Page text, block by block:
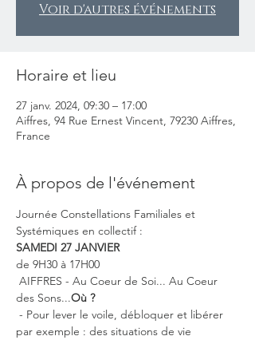
Voir d'autres événements
Horaire et lieu
27 janv. 2024, 09:30 – 17:00
Aiffres, 94 Rue Ernest Vincent, 79230 Aiffres,
France
À propos de l'événement
Journée Constellations Familiales et
Systémiques en collectif :
SAMEDI 27 JANVIER
de 9H30 à 17H00
des Sons...Où ?
par exemple : des situations de vie